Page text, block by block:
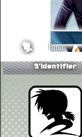
Forum
S'identifier